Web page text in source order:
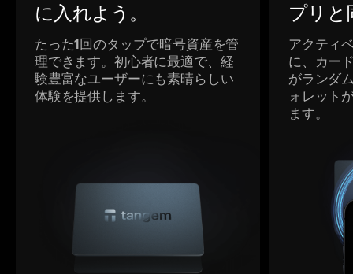
に入れよう。
たった1回のタップで暗号資産を管
理できます。初心者に最適で、経
験豊富なユーザーにも素晴らしい
体験を提供します。
プリと
アクティ
に、カー
がランダ
ォレット
ます。